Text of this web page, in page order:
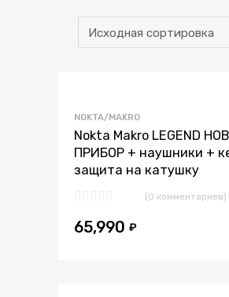
NOKTA/MAKRO
Nokta Makro LEGEND
ПРИБОР + наушники +
защита на катушку
(0 комментариев)
65,990 ₽